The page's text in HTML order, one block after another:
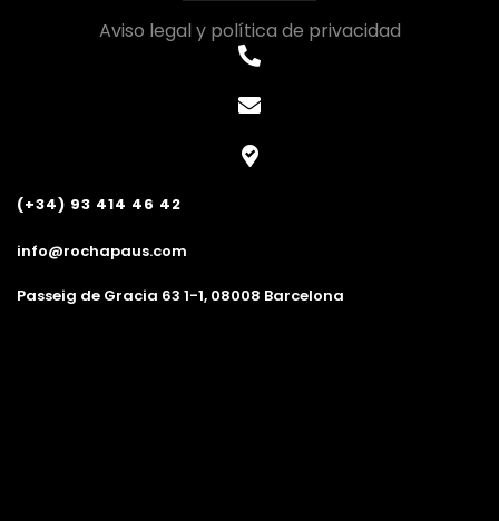
Aviso legal y política de privacidad
(+34) 93 414 46 42
info@rochapaus.com
Passeig de Gracia 63 1-1, 08008 Barcelona